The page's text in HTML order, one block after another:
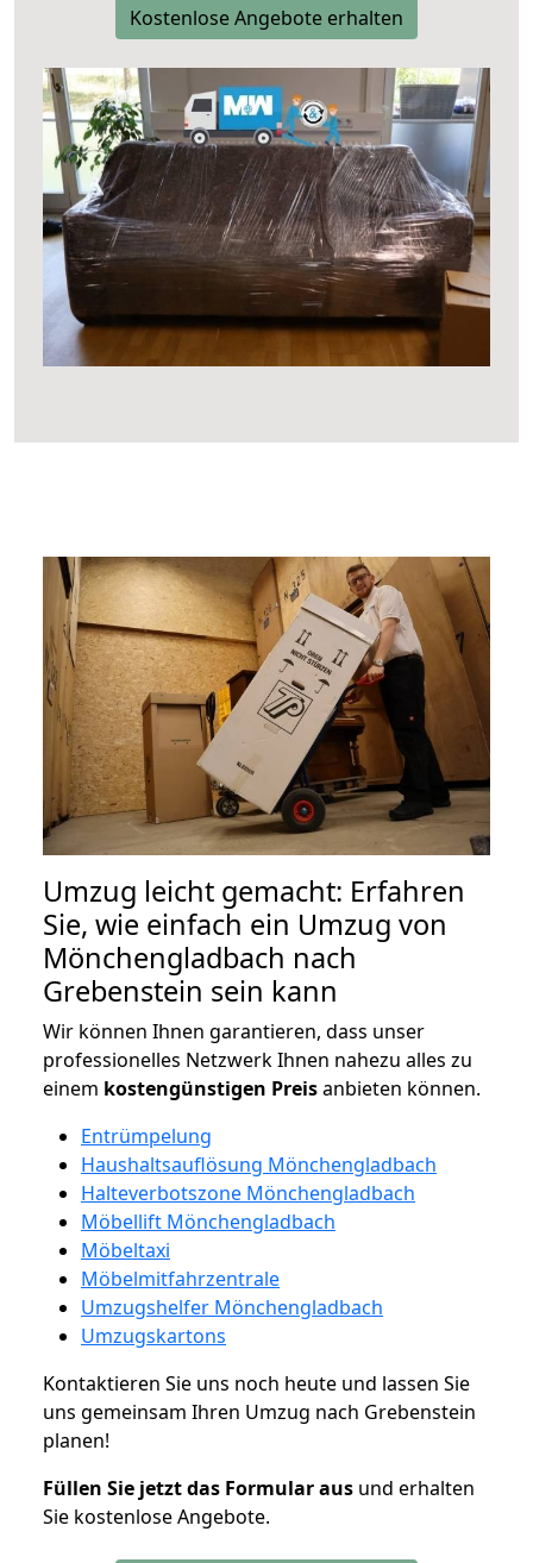
Kostenlose Angebote erhalten
Umzug leicht gemacht: Erfahren
Sie, wie einfach ein Umzug von
Mönchengladbach nach
Grebenstein sein kann
Wir können Ihnen garantieren, dass unser
professionelles Netzwerk Ihnen nahezu alles zu
einem kostengünstigen Preisanbieten können.
Entrümpelung
Haushaltsauflösung Mönchengladbach
Halteverbotszone Mönchengladbach
Möbellift Mönchengladbach
Möbeltaxi
Möbelmitfahrzentrale
Umzugshelfer Mönchengladbach
Umzugskartons
Kontaktieren Sie uns noch heute und lassen Sie
uns gemeinsam Ihren Umzug nach Grebenstein
planen!
Füllen Sie jetzt das Formular aus und erhalten
Sie kostenlose Angebote.